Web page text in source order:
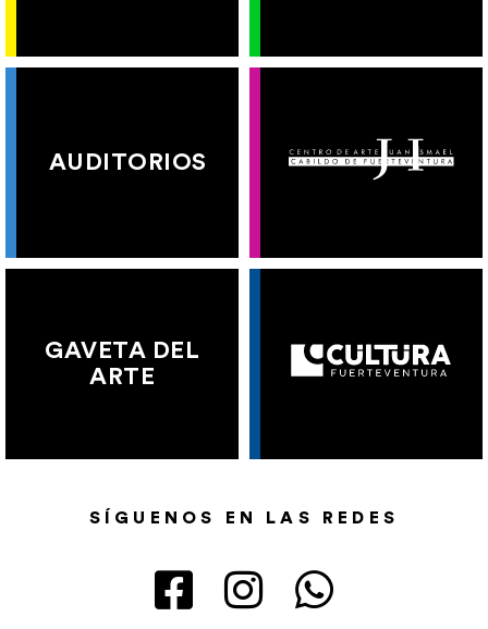
AUDITORIOS
GAVETA DEL
ARTE
SÍGUENOS EN LAS REDES